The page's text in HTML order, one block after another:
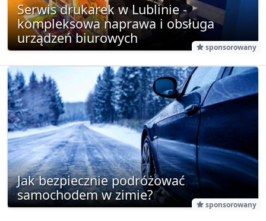
Serwis drukarek w Lublinie -
kompleksowa naprawa i obsługa
urządzeń biurowych
sponsorowany
Jak bezpiecznie podróżować
samochodem w zimie?
sponsorowany